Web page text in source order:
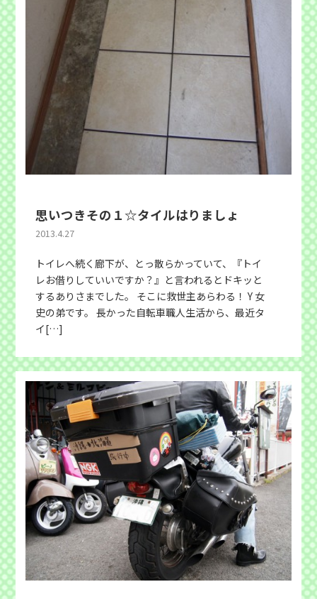
思いつきその１☆タイルはりましょ
2013.4.27
トイレへ続く廊下が、とっ散らかっていて、『トイ
レお借りしていいですか？』と言われるとドキッと
するありさまでした。 そこに救世主あらわる！ Y 女
史の弟です。 長かった自転車職人生活から、最近タ
イ[…]